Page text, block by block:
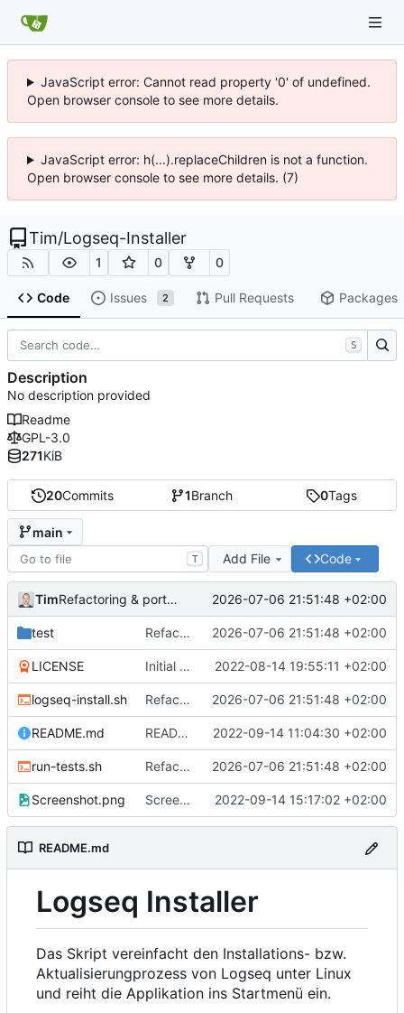
JavaScript error: Cannot read property '0' of undefined.
Open browser console to see more details.
JavaScript error: h(...).replaceChildren is not a function.
Open browser console to see more details. (7)
Tim/Logseq-Installer
1 0 0
Code Issues 2 Pull Requests Packages
20Commits 1Branch 0Tags
main
T Add File Code
Tim Refactoring & portable Testpfade 2026-07-06 21:51:48 +02:00
test Refactoring & portable Testpfade 2026-07-06 21:51:48 +02:00
LICENSE Initial commit 2022-08-14 19:55:11 +02:00
logseq-install.sh Refactoring & portable Testpfade 2026-07-06 21:51:48 +02:00
README.md README um Hinweis auf symbolischen Link ergänzt 2022-09-14 11:04:30 +02:00
run-tests.sh Refactoring & portable Testpfade 2026-07-06 21:51:48 +02:00
Screenshot.png Screenshot erneuert 2022-09-14 15:17:02 +02:00
README.md
Logseq Installer
Das Skript vereinfacht den Installations- bzw.
Aktualisierungprozess von Logseq unter Linux
und reiht die Applikation ins Startmenü ein.
S
Description
No description provided
Readme
GPL-3.0
271KiB